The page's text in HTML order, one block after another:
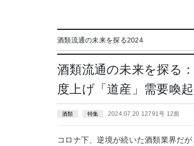
酒類流通の未来を探る2024
酒類流通の未来を探る
度上げ「道産」需要喚起
酒類 特集 2024.07.20 12791号 12面
コロナ下、逆境が続いた酒類業界だ